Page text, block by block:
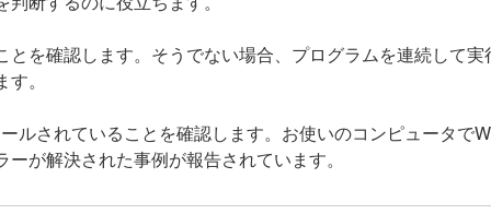
を確認します。そうでない場合、プログラムを連続して
。
ルされていることを確認します。お使いのコンピュータで
が解決された事例が報告されています。